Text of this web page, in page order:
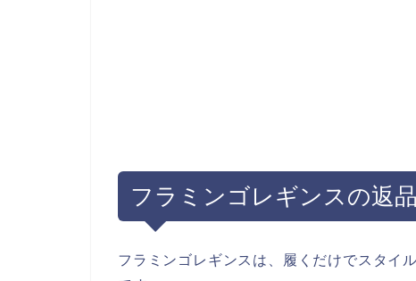
フラミンゴレギンスの返
フラミンゴレギンスは、履くだけでスタイ